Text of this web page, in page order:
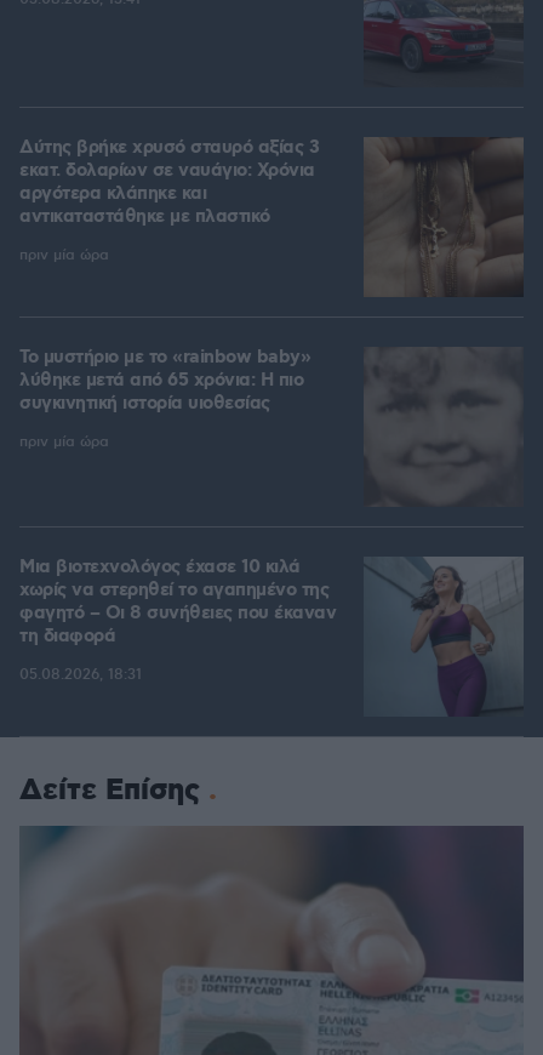
Δύτης βρήκε χρυσό σταυρό αξίας 3
εκατ. δολαρίων σε ναυάγιο: Χρόνια
αργότερα κλάπηκε και
αντικαταστάθηκε με πλαστικό
πριν μία ώρα
Το μυστήριο με το «rainbow baby»
λύθηκε μετά από 65 χρόνια: Η πιο
συγκινητική ιστορία υιοθεσίας
πριν μία ώρα
Μια βιοτεχνολόγος έχασε 10 κιλά
χωρίς να στερηθεί το αγαπημένο της
φαγητό – Οι 8 συνήθειες που έκαναν
τη διαφορά
05.08.2026, 18:31
Δείτε Επίσης